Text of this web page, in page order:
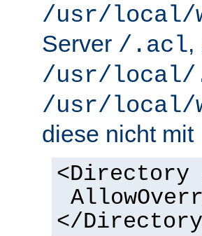
/usr/local/
Server /.acl,
/usr/local/
/usr/local/
diese nicht mit
<Directory
</